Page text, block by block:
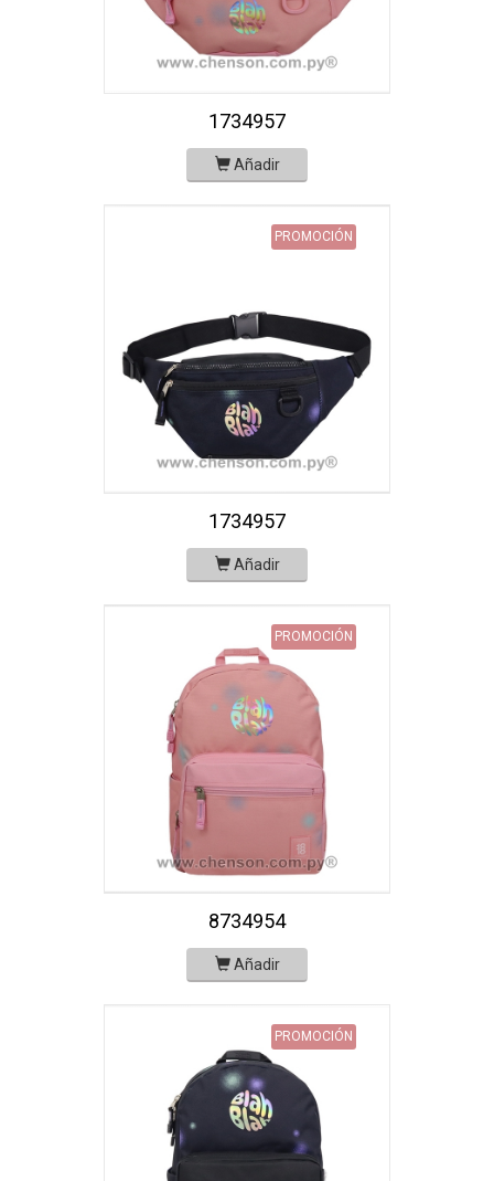
1734957
Añadir
PROMOCIÓN
1734957
Añadir
PROMOCIÓN
8734954
Añadir
PROMOCIÓN